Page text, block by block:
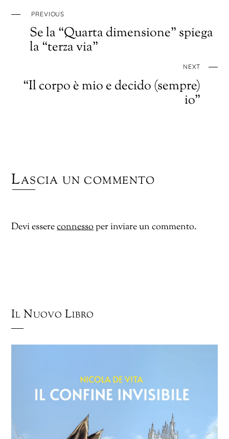
PREVIOUS
Se la “Quarta dimensione” spiega
la “terza via”
NEXT
“Il corpo è mio e decido (sempre)
io”
Lascia un commento
Devi essereconnessoper inviare un commento.
Il Nuovo Libro